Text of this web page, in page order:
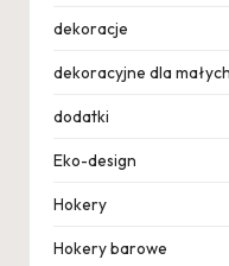
dekoracje
dekoracyjne dla
dodatki
Eko-design
Hokery
Hokery barowe